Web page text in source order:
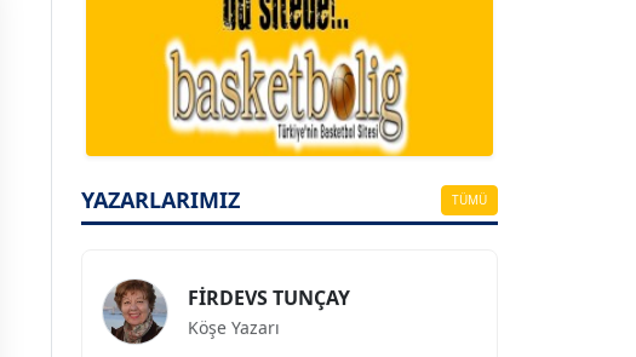
YAZARLARIMIZ TÜMÜ
A. BAHRİ VRESKALA
Köşe Yazarı
ESAT ERÇETİNGÖZ
Köşe Yazarı
Köşe Yazarı